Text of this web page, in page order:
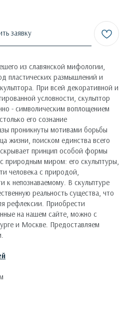
заявку
из славянской мифологии,
пластических размышлений и
При всей декоративной и
условности, скульптор
- символическим воплощением
его сознание
проникнуты мотивами борьбы
жизни, поиском единства всего
принцип особой формы
природным миром: его скульптуры,
человека с природой,
к непознаваемому. В скульптуре
реальность существа, что
рефлексии. Приобрести
на нашем сайте, можно с
и Москве. Предоставляем